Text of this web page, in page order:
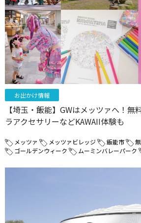
お出かけ情報
【埼玉・飯能】GWはメッツァへ！無
ラアクセサリーなどKAWAII体験も
メッツァ メッツァビレッジ 飯能市
ゴールデンウィーク
ムーミンバレーパーク